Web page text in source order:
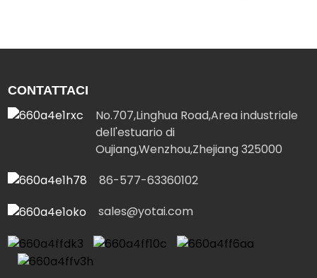
CONTATTACI
No.707,Linghua Road,Area industriale
dell'estuario di
Oujiang,Wenzhou,Zhejiang 325000
86-577-63360102
sales@yotai.com